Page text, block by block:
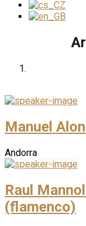
Manuel
Andorra
Raul
(flamenco)